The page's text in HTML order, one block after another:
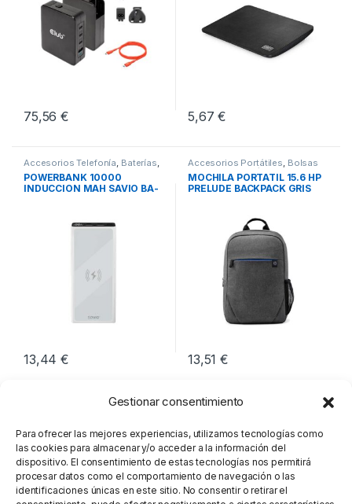
Gestionar consentimiento
Para ofrecer las mejores experiencias, utilizamos tecnologías como
las cookies para almacenar y/o acceder a la información del
dispositivo. El consentimiento de estas tecnologías nos permitirá
procesar datos como el comportamiento de navegación o las
identificaciones únicas en este sitio. No consentir o retirar el
75,56€ 5,67€
Accesorios Telefonía, Baterías,
Movilidad
POWERBANK 10000
INDUCCION MAH SAVIO BA-
13,44€
Accesorios Portátiles, Bolsas
Transporte Portátiles, Movilidad
MOCHILA PORTATIL 15.6 HP
PRELUDE BACKPACK GRIS
13,51€